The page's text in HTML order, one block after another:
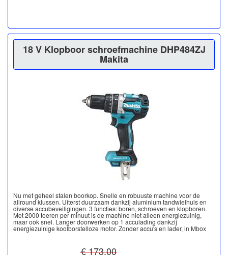
18 V Klopboor schroefmachine DHP484ZJ
Makita
Nu met geheel stalen boorkop. Snelle en robuuste machine voor de
allround klussen. Uiterst duurzaam dankzij aluminium tandwielhuis en
diverse accubeveiligingen. 3 functies: boren, schroeven en klopboren.
Met 2000 toeren per minuut is de machine niet alleen energiezuinig,
maar ook snel. Langer doorwerken op 1 acculading dankzij
energiezuinige koolborstelloze motor. Zonder accu's en lader, in Mbox
€ 173,00